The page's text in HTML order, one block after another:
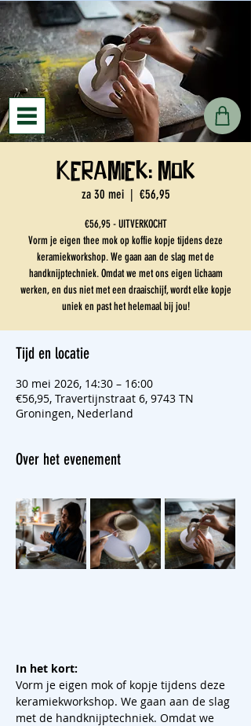
Keramiek: mok
za 30 mei
  |
€56,95
€56,95 - UITVERKOCHT
Vorm je eigen thee mok op koffie kopje tijdens deze
keramiekworkshop. We gaan aan de slag met de
handknijptechniek. Omdat we met ons eigen lichaam
werken, en dus niet met een draaischijf, wordt elke kopje
uniek en past het helemaal bij jou!
Tijd en locatie
30 mei 2026, 14:30 – 16:00
€56,95, Travertijnstraat 6, 9743 TN
Groningen, Nederland
Over het evenement
In het kort:
Vorm je eigen mok of kopje tijdens deze
keramiekworkshop. We gaan aan de slag
met de handknijptechniek. Omdat we